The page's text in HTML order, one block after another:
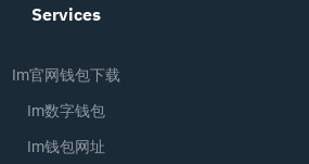
Services
Im官网钱包下载
Im数字钱包
Im钱包网址